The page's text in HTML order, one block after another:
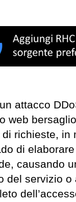
attacco
web
richieste, in
di
causando
del servizio o